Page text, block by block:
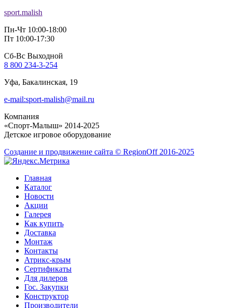
sport.malish
Пн-Чт 10:00-18:00
Пт 10:00-17:30
Сб-Вс Выходной
8 800 234-3-254
Уфа, Бакалинская, 19
e-mail:sport-malish@mail.ru
Компания
«Спорт-Малыш» 2014-2025
Детское игровое оборудование
Создание и продвижение сайта © RegionOff 2016-2025
Главная
Каталог
Новости
Акции
Галерея
Как купить
Доставка
Монтаж
Контакты
Атрикс-крым
Сертификаты
Для дилеров
Гос. Закупки
Конструктор
Производители